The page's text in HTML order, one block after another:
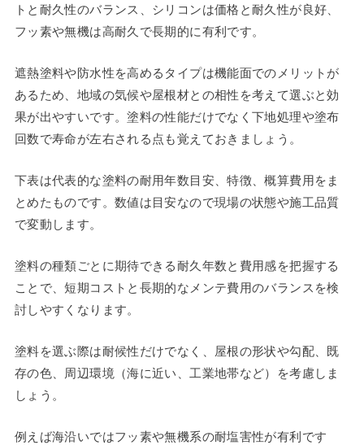
トと耐久性のバランス、シリコンは価格と耐久性が良好、
フッ素や無機は高耐久で長期的に有利です。
遮熱塗料や防水性を高めるタイプは機能面でのメリットが
あるため、地域の気候や屋根材との相性を考えて選ぶと効
果が出やすいです。塗料の性能だけでなく下地処理や塗布
回数で寿命が左右される点も覚えておきましょう。
下表は代表的な塗料の耐用年数目安、特徴、概算費用をま
とめたものです。数値は目安なので現場の状態や施工品質
で変動します。
塗料の種類ごとに期待できる耐久年数と費用感を把握する
ことで、短期コストと長期的なメンテ費用のバランスを検
討しやすくなります。
塗料を選ぶ際は耐候性だけでなく、屋根の形状や勾配、既
存の色、周辺環境（海に近い、工業地帯など）を考慮しま
しょう。
例えば海沿いではフッ素や無機系の耐塩害性が有利です